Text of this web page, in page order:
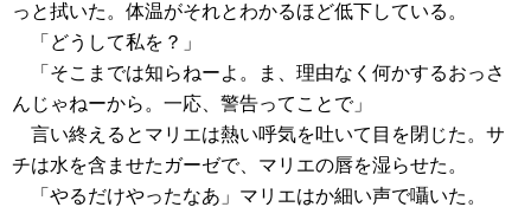
っと拭いた。体温がそれとわかるほど低下している。
「どうして私を？」
「そこまでは知らねーよ。ま、理由なく何かするおっさ
んじゃねーから。一応、警告ってことで」
言い終えるとマリエは熱い呼気を吐いて目を閉じた。サ
チは水を含ませたガーゼで、マリエの唇を湿らせた。
「やるだけやったなあ」マリエはか細い声で囁いた。